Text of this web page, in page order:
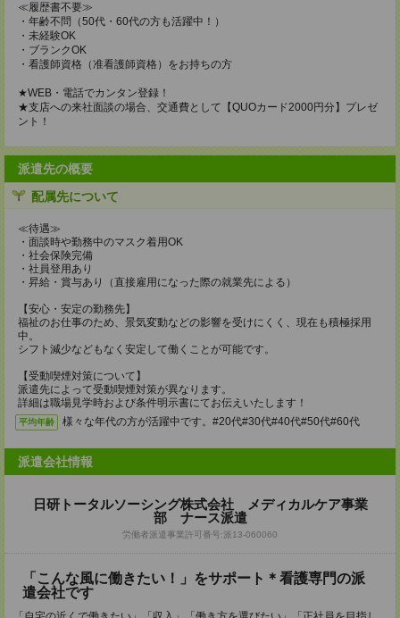
≪履歴書不要≫
・年齢不問（50代・60代の方も活躍中！）
・未経験OK
・ブランクOK
・看護師資格（准看護師資格）をお持ちの方
★WEB・電話でカンタン登録！
★支店への来社面談の場合、交通費として【QUOカード2000円分】プレゼ
ント！
派遣先の概要
配属先について
≪待遇≫
・面談時や勤務中のマスク着用OK
・社会保険完備
・社員登用あり
・昇給・賞与あり（直接雇用になった際の就業先による）
【安心・安定の勤務先】
福祉のお仕事のため、景気変動などの影響を受けにくく、現在も積極採用
中。
シフト減少などもなく安定して働くことが可能です。
【受動喫煙対策について】
派遣先によって受動喫煙対策が異なります。
詳細は職場見学時および条件明示書にてお伝えいたします！
平均年齢 様々な年代の方が活躍中です。#20代#30代#40代#50代#60代
派遣会社情報
日研トータルソーシング株式会社 メディカルケア事業
部 ナース派遣
労働者派遣事業許可番号:派13-060060
「こんな風に働きたい！」をサポート＊看護専門の派
遣会社です